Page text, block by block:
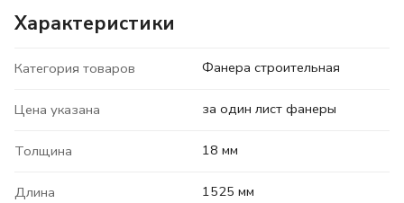
Характеристики
Категория товаров Фанера строительная
Цена указана за один лист фанеры
Толщина 18 мм
Длина 1525 мм